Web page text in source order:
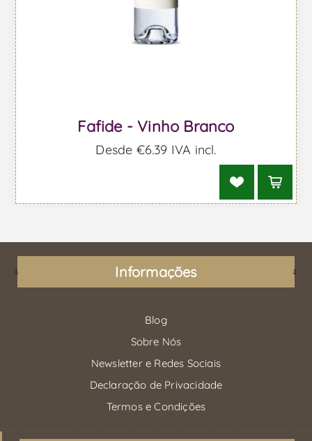
Fafide - Vinho Branco
Desde €6,39 IVA incl.
Informações
Blog
Sobre Nós
Newsletter e Redes Sociais
Declaração de Privacidade
Termos e Condições